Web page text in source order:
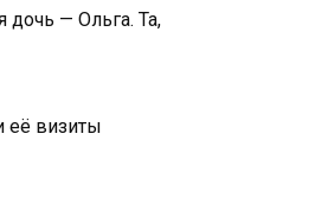
— Ольга. Та,
её визиты